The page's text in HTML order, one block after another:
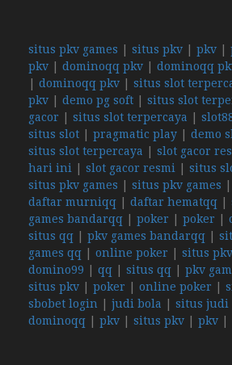
situs pkv games situs pkv pkv
pkv
dominoqq pkv dominoqq
dominoqq pkv situs slot
pkv
demo pg soft situs slot
gacor
situs slot terpercaya
situs slot
pragmatic play demo
situs slot terpercaya
slot gacor
hari ini
slot gacor resmi situs
situs pkv games
situs pkv games
daftar murniqq
daftar hematqq
games bandarqq
poker poker
situs qq
pkv games bandarqq
games qq
online poker situs
domino99
qq situs qq pkv
situs pkv
poker online poker
sbobet login
judi bola situs judi
dominoqq
pkv situs pkv pkv